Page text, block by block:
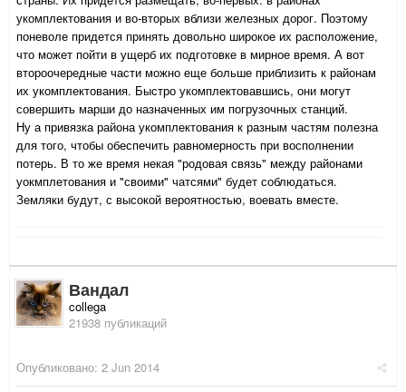
укомплектования и во-вторых вблизи железных дорог. Поэтому
поневоле придется принять довольно широкое их расположение,
что может пойти в ущерб их подготовке в мирное время. А вот
второочередные части можно еще больше приблизить к районам
их укомплектования. Быстро укомплектовавшись, они могут
совершить марши до назначенных им погрузочных станций.
Ну а привязка района укомплектования к разным частям полезна
для того, чтобы обеспечить равномерность при восполнении
потерь. В то же время некая "родовая связь" между районами
уокмплетования и "своими" чатсями" будет соблюдаться.
Земляки будут, с высокой вероятностью, воевать вместе.
Вандал
collega
21938 публикаций
Опубликовано: 2 Jun 2014